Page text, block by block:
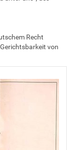
Recht
von